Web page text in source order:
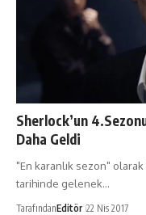
Sherlock’un
Daha Geldi
"En karanlık sezon"
tarihinde gelenek…
TarafındanEditör 22 Nis 2017